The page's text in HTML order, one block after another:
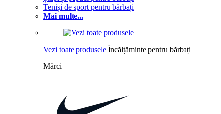
Teniși de sport pentru bărbați
Mai multe...
Vezi toate produsele Încălțăminte pentru bărbați
Mărci